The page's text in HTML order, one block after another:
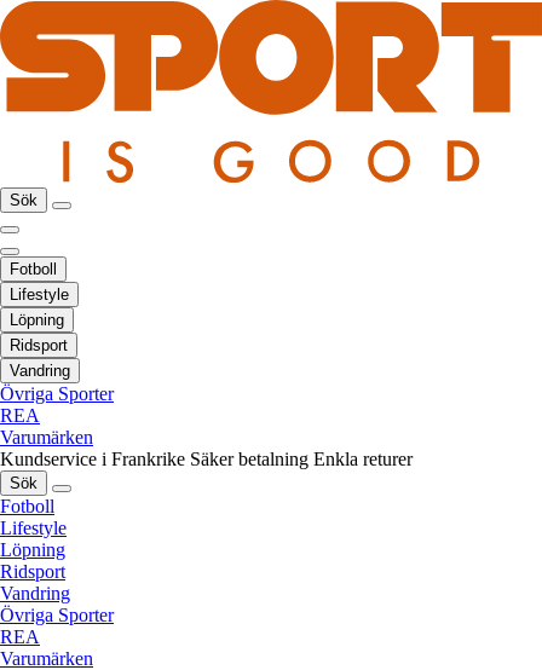
Sök
Fotboll
Lifestyle
Löpning
Ridsport
Vandring
Övriga Sporter
REA
Varumärken
Kundservice i Frankrike Säker betalning Enkla returer
Sök
Fotboll
Lifestyle
Löpning
Ridsport
Vandring
Övriga Sporter
REA
Varumärken